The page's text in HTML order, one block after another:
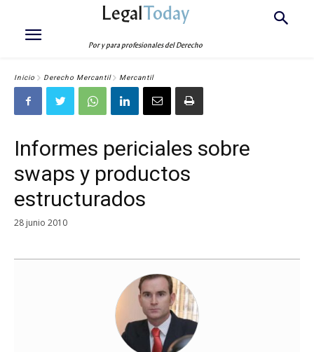
LegalToday
Por y para profesionales del Derecho
Inicio Derecho Mercantil Mercantil
Informes periciales sobre
swaps y productos
estructurados
28 junio 2010